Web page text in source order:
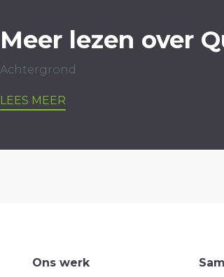
Meer lezen over
Achtergrond
LEES MEER
Ons werk